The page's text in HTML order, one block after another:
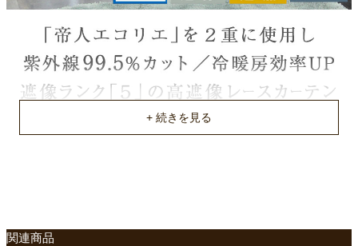
タテリピート
ヨコリピート
ウォッシャブル（洗濯ネット）
遮像、遮熱、UVカット
関連商品